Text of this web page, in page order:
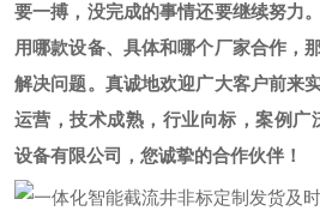
要一搏，没完成的事情还要继续努力
用哪款设备、具体和哪个厂家合作，
解决问题。真诚地欢迎广大客户前来
运营，技术成熟，行业向标，案例广
设备有限公司，您诚挚的合作伙伴！